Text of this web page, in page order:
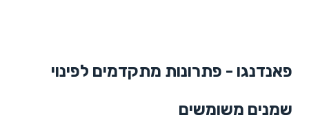
פאנדנגו - פתרונות מתקדמים לפינוי
שמנים משומשים